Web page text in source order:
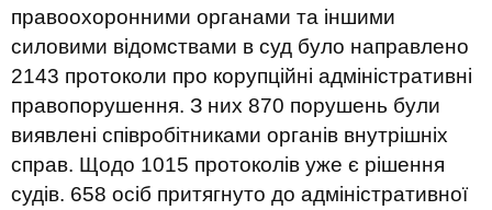
правоохоронними органами та іншими
силовими відомствами в суд було направлено
2143 протоколи про корупційні адміністративні
правопорушення. З них 870 порушень були
виявлені співробітниками органів внутрішніх
справ. Щодо 1015 протоколів уже є рішення
судів. 658 осіб притягнуто до адміністративної